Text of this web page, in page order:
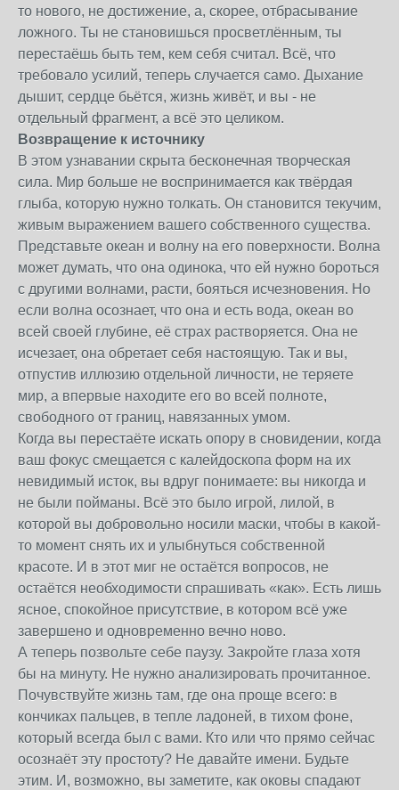
то нового, не достижение, а, скорее, отбрасывание
ложного. Ты не становишься просветлённым, ты
перестаёшь быть тем, кем себя считал. Всё, что
требовало усилий, теперь случается само. Дыхание
дышит, сердце бьётся, жизнь живёт, и вы - не
отдельный фрагмент, а всё это целиком.
Возвращение к источнику
В этом узнавании скрыта бесконечная творческая
сила. Мир больше не воспринимается как твёрдая
глыба, которую нужно толкать. Он становится текучим,
живым выражением вашего собственного существа.
Представьте океан и волну на его поверхности. Волна
может думать, что она одинока, что ей нужно бороться
с другими волнами, расти, бояться исчезновения. Но
если волна осознает, что она и есть вода, океан во
всей своей глубине, её страх растворяется. Она не
исчезает, она обретает себя настоящую. Так и вы,
отпустив иллюзию отдельной личности, не теряете
мир, а впервые находите его во всей полноте,
свободного от границ, навязанных умом.
Когда вы перестаёте искать опору в сновидении, когда
ваш фокус смещается с калейдоскопа форм на их
невидимый исток, вы вдруг понимаете: вы никогда и
не были пойманы. Всё это было игрой, лилой, в
которой вы добровольно носили маски, чтобы в какой-
то момент снять их и улыбнуться собственной
красоте. И в этот миг не остаётся вопросов, не
остаётся необходимости спрашивать «как». Есть лишь
ясное, спокойное присутствие, в котором всё уже
завершено и одновременно вечно ново.
А теперь позвольте себе паузу. Закройте глаза хотя
бы на минуту. Не нужно анализировать прочитанное.
Почувствуйте жизнь там, где она проще всего: в
кончиках пальцев, в тепле ладоней, в тихом фоне,
который всегда был с вами. Кто или что прямо сейчас
осознаёт эту простоту? Не давайте имени. Будьте
этим. И, возможно, вы заметите, как оковы спадают